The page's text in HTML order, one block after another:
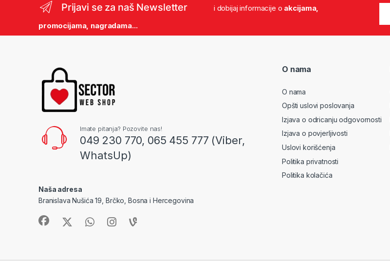
Prijavi se za naš Newsletter i dobijaj informacije o akcijama,
promocijama, nagradama...
Imate pitanja? Pozovite nas!
049 230 770, 065 455 777 (Viber,
WhatsUp)
Naša adresa
Branislava Nušića 19, Brčko, Bosna i Hercegovina
O nama
O nama
Opšti uslovi poslovanja
Izjava o odricanju odgovornosti
Izjava o povjerljivosti
Uslovi korišćenja
Politika privatnosti
Politika kolačića